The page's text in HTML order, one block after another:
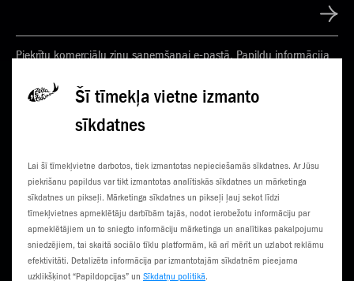
Šī tīmekļa vietne izmanto
sīkdatnes
Lai šī tīmekļvietne darbotos, tiek izmantotas nepieciešamās sīkdatnes. Ar Jūsu
piekrišanu papildus var tikt izmantotas analītiskās sīkdatnes un mārketinga
sīkdatnes un pikseļi. Mārketinga sīkdatnes un pikseļi ļauj sekot līdzi
tīmekļvietnes apmeklētāju darbībām tajās, nodot ierobežotu informāciju par
apmeklētājiem un to sniegto informāciju mārketinga un analītikas pakalpojumu
sniedzējiem, tai skaitā sociālo tīklu platformām, kā arī mērīt un uzlabot reklāmu
efektivitāti. Detalizēta informācija par izmantotajām sīkdatnēm pieejama
uzklikšķinot “Papildopcijas” un Sīkdatņu politikā.
Piekrītu komerciālu ziņu saņemšanai e-pastā. Papildu informācija
KLIENTU CENTRI
SŪTI SMS
ČEMPIONĀTS
3G NORIETS
TŪRISTIEM